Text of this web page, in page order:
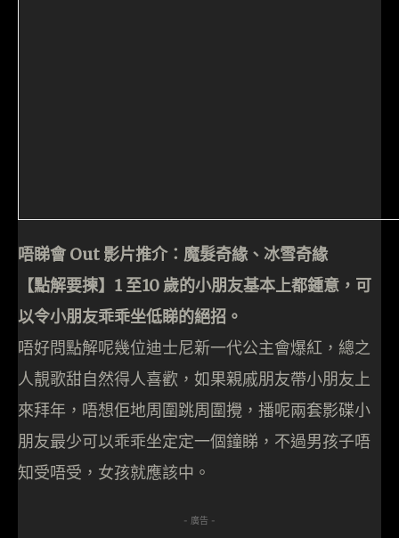
唔睇會 Out 影片推介：魔髮奇緣、冰雪奇緣
【點解要揀】1 至10 歲的小朋友基本上都鍾意，可
以令小朋友乖乖坐低睇的絕招。
唔好問點解呢幾位迪士尼新一代公主會爆紅，總之
人靚歌甜自然得人喜歡，如果親戚朋友帶小朋友上
來拜年，唔想佢地周圍跳周圍攪，播呢兩套影碟小
朋友最少可以乖乖坐定定一個鐘睇，不過男孩子唔
知受唔受，女孩就應該中。
- 廣告 -